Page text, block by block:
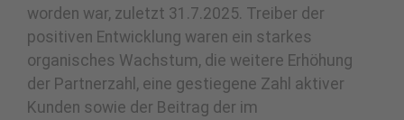
worden war, zuletzt 31.7.2025. Treiber der
positiven Entwicklung waren ein starkes
organisches Wachstum, die weitere Erhöhung
der Partnerzahl, eine gestiegene Zahl aktiver
Kunden sowie der Beitrag der im